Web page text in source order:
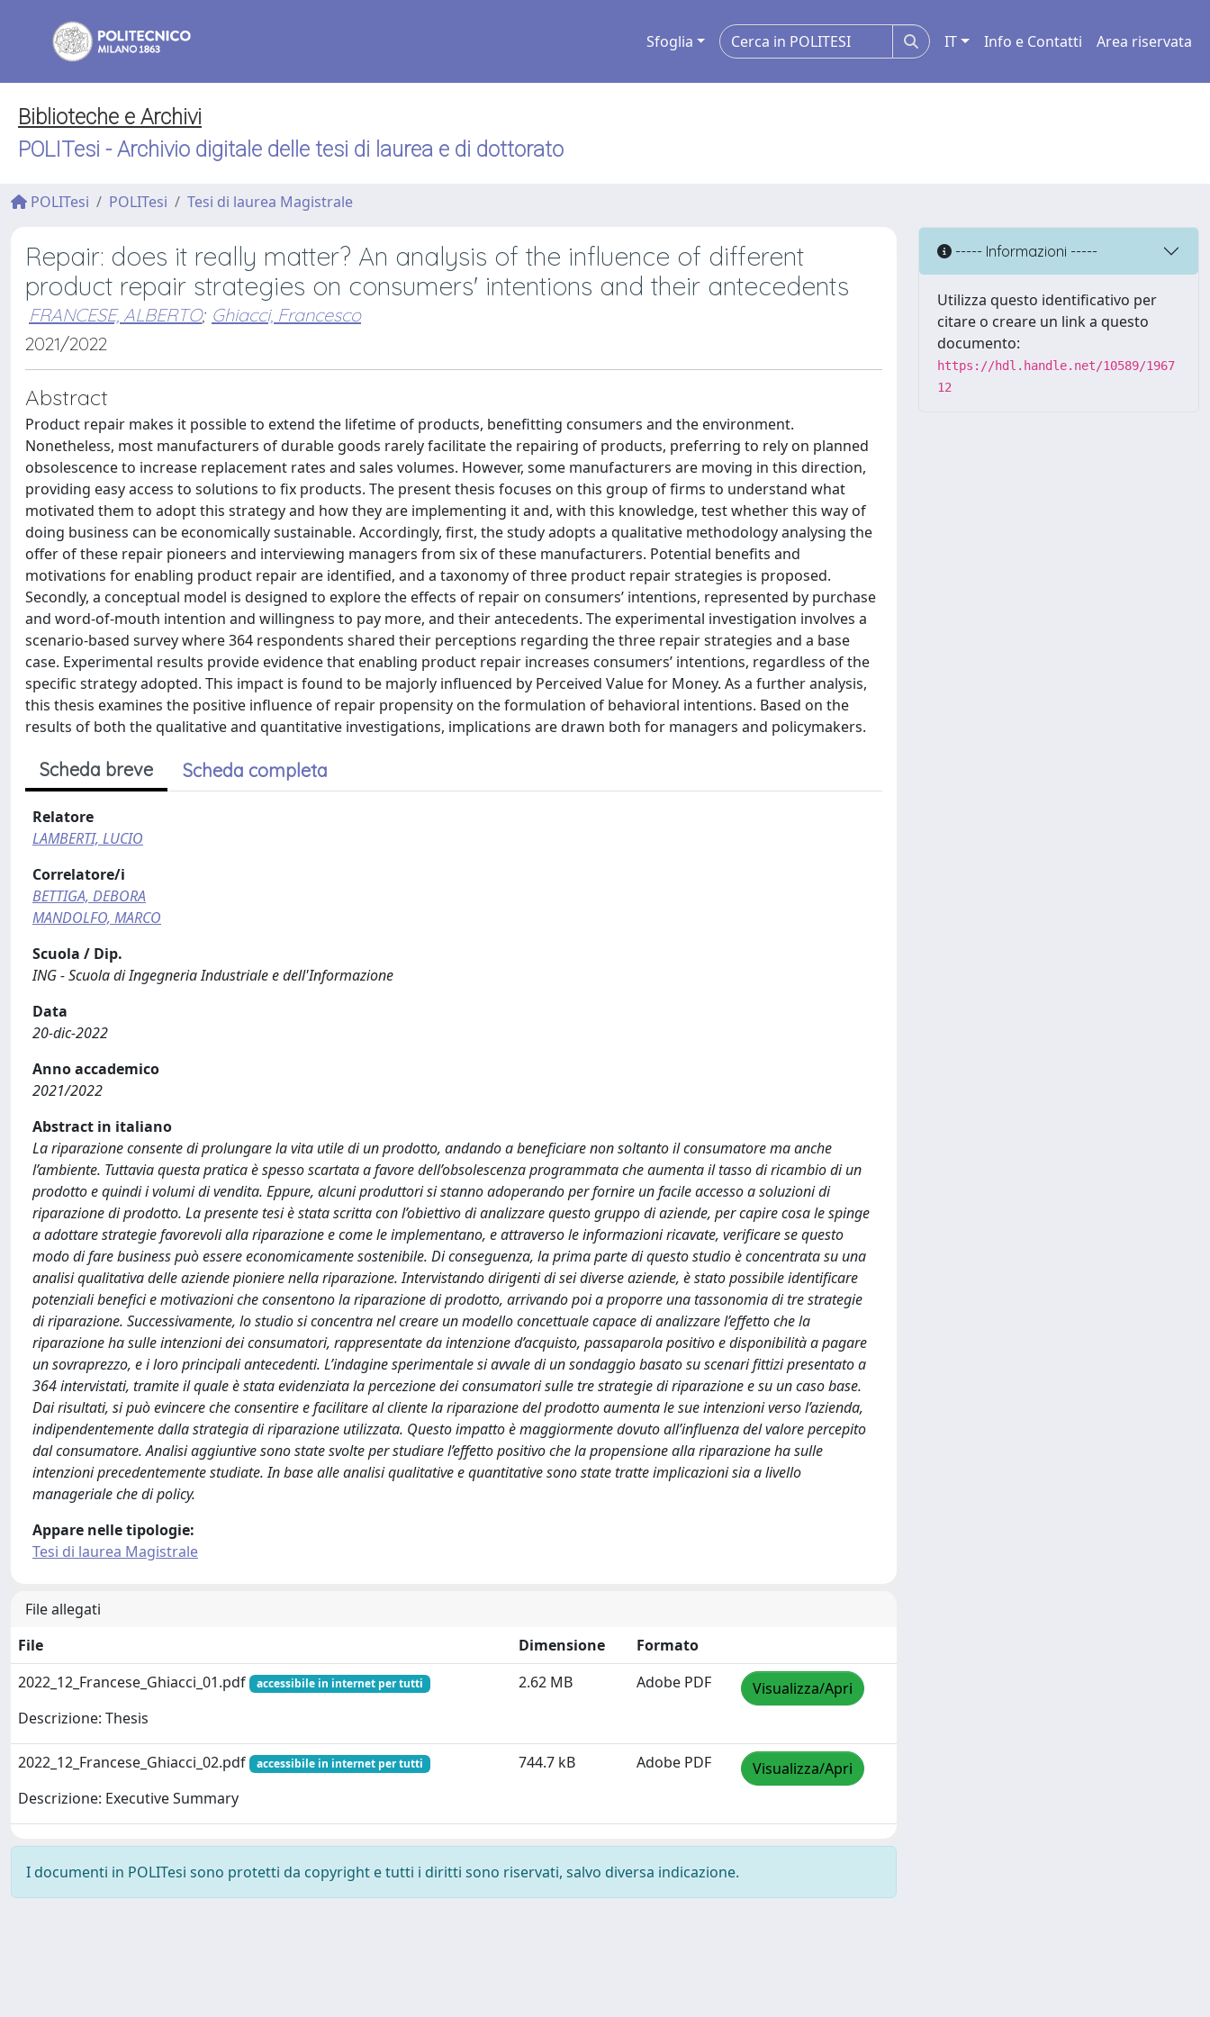
Sfoglia IT Info e Contatti Area riservata
Biblioteche e Archivi
POLITesi - Archivio digitale delle tesi di laurea e di dottorato
POLITesi POLITesi Tesi di laurea Magistrale
Repair: does it really matter? An analysis of the influence of different
product repair strategies on consumers' intentions and their antecedents
FRANCESE, ALBERTO; Ghiacci, Francesco
2021/2022
Abstract
Product repair makes it possible to extend the lifetime of products, benefitting consumers and the environment.
Nonetheless, most manufacturers of durable goods rarely facilitate the repairing of products, preferring to rely on planned
obsolescence to increase replacement rates and sales volumes. However, some manufacturers are moving in this direction,
providing easy access to solutions to fix products. The present thesis focuses on this group of firms to understand what
motivated them to adopt this strategy and how they are implementing it and, with this knowledge, test whether this way of
doing business can be economically sustainable. Accordingly, first, the study adopts a qualitative methodology analysing the
offer of these repair pioneers and interviewing managers from six of these manufacturers. Potential benefits and
motivations for enabling product repair are identified, and a taxonomy of three product repair strategies is proposed.
Secondly, a conceptual model is designed to explore the effects of repair on consumers’ intentions, represented by purchase
and word-of-mouth intention and willingness to pay more, and their antecedents. The experimental investigation involves a
scenario-based survey where 364 respondents shared their perceptions regarding the three repair strategies and a base
case. Experimental results provide evidence that enabling product repair increases consumers’ intentions, regardless of the
specific strategy adopted. This impact is found to be majorly influenced by Perceived Value for Money. As a further analysis,
this thesis examines the positive influence of repair propensity on the formulation of behavioral intentions. Based on the
results of both the qualitative and quantitative investigations, implications are drawn both for managers and policymakers.
Scheda breve Scheda completa
Relatore
LAMBERTI, LUCIO
Correlatore/i
BETTIGA, DEBORA
MANDOLFO, MARCO
Scuola / Dip.
ING - Scuola di Ingegneria Industriale e dell'Informazione
Data
20-dic-2022
Anno accademico
2021/2022
Abstract in italiano
La riparazione consente di prolungare la vita utile di un prodotto, andando a beneficiare non soltanto il consumatore ma anche
l’ambiente. Tuttavia questa pratica è spesso scartata a favore dell’obsolescenza programmata che aumenta il tasso di ricambio di un
prodotto e quindi i volumi di vendita. Eppure, alcuni produttori si stanno adoperando per fornire un facile accesso a soluzioni di
riparazione di prodotto. La presente tesi è stata scritta con l’obiettivo di analizzare questo gruppo di aziende, per capire cosa le spinge
a adottare strategie favorevoli alla riparazione e come le implementano, e attraverso le informazioni ricavate, verificare se questo
modo di fare business può essere economicamente sostenibile. Di conseguenza, la prima parte di questo studio è concentrata su una
analisi qualitativa delle aziende pioniere nella riparazione. Intervistando dirigenti di sei diverse aziende, è stato possibile identificare
potenziali benefici e motivazioni che consentono la riparazione di prodotto, arrivando poi a proporre una tassonomia di tre strategie
di riparazione. Successivamente, lo studio si concentra nel creare un modello concettuale capace di analizzare l’effetto che la
riparazione ha sulle intenzioni dei consumatori, rappresentate da intenzione d’acquisto, passaparola positivo e disponibilità a pagare
un sovraprezzo, e i loro principali antecedenti. L’indagine sperimentale si avvale di un sondaggio basato su scenari fittizi presentato a
364 intervistati, tramite il quale è stata evidenziata la percezione dei consumatori sulle tre strategie di riparazione e su un caso base.
Dai risultati, si può evincere che consentire e facilitare al cliente la riparazione del prodotto aumenta le sue intenzioni verso l’azienda,
indipendentemente dalla strategia di riparazione utilizzata. Questo impatto è maggiormente dovuto all’influenza del valore percepito
dal consumatore. Analisi aggiuntive sono state svolte per studiare l’effetto positivo che la propensione alla riparazione ha sulle
intenzioni precedentemente studiate. In base alle analisi qualitative e quantitative sono state tratte implicazioni sia a livello
manageriale che di policy.
Appare nelle tipologie:
Tesi di laurea Magistrale
File allegati
File
Dimensione
Formato
2022_12_Francese_Ghiacci_01.pdf
accessibile in internet per tutti
Descrizione: Thesis
2.62 MB Adobe PDF Visualizza/Apri
2022_12_Francese_Ghiacci_02.pdf accessibile in internet per tutti
Descrizione: Executive Summary
744.7 kB Adobe PDF Visualizza/Apri
I documenti in POLITesi sono protetti da copyright e tutti i diritti sono riservati, salvo diversa indicazione.
----- Informazioni -----
Utilizza questo identificativo per
citare o creare un link a questo
documento:
https://hdl.handle.net/10589/1967
12